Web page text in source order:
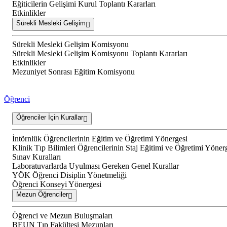
Eğiticilerin Gelişimi Kurul Toplantı Kararları
Etkinlikler
Sürekli Mesleki Gelişim
Sürekli Mesleki Gelişim Komisyonu
Sürekli Mesleki Gelişim Komisyonu Toplantı Kararları
Etkinlikler
Mezuniyet Sonrası Eğitim Komisyonu
Öğrenci
Öğrenciler İçin Kurallar
İntörnlük Öğrencilerinin Eğitim ve Öğretimi Yönergesi
Klinik Tıp Bilimleri Öğrencilerinin Staj Eğitimi ve Öğretimi
Sınav Kuralları
Laboratuvarlarda Uyulması Gereken Genel Kurallar
YÖK Öğrenci Disiplin Yönetmeliği
Öğrenci Konseyi Yönergesi
Mezun Öğrenciler
Öğrenci ve Mezun Buluşmaları
BEUN Tıp Fakültesi Mezunları